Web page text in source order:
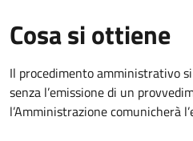
Cosa si ottiene
Il procedimento amministrativo
senza l’emissione di un
l’Amministrazione comunicherà